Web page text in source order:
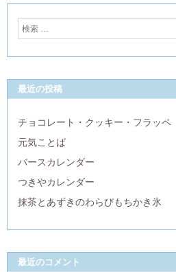
最近の投稿
チョコレート・クッキー・フラッペ
元気ことば
バースカレンダー
つきやカレンダー
抹茶とあずきのわらびもちかき氷
最近のコメント